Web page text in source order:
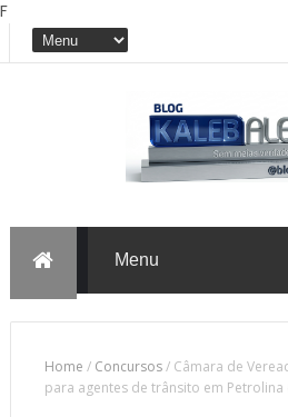
F
Home / Concursos/ Câmara de
para agentes de trânsito em Petrolina